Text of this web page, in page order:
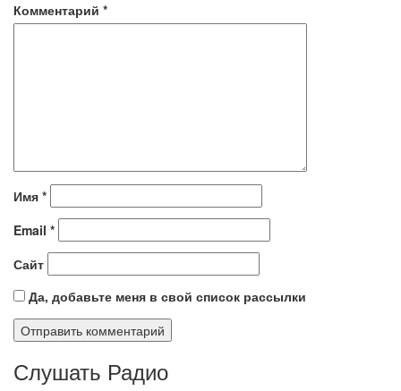
Комментарий *
Имя *
Email *
Сайт
Да, добавьте меня в свой список рассылки
Слушать Радио